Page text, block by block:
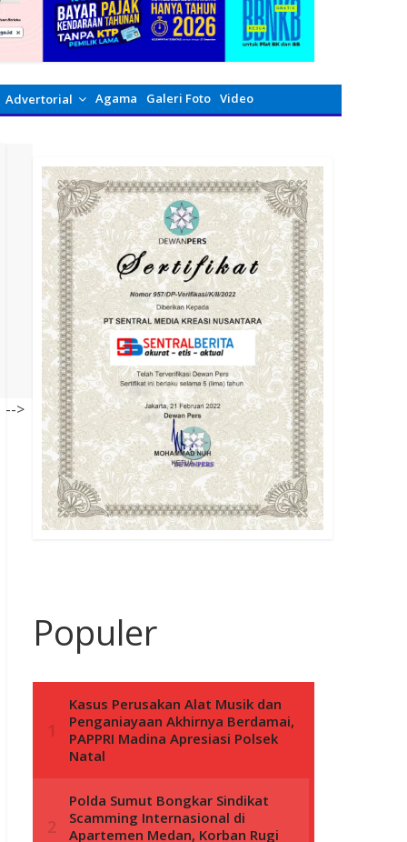
Advertorial Agama Galeri Foto Video
Populer
-->